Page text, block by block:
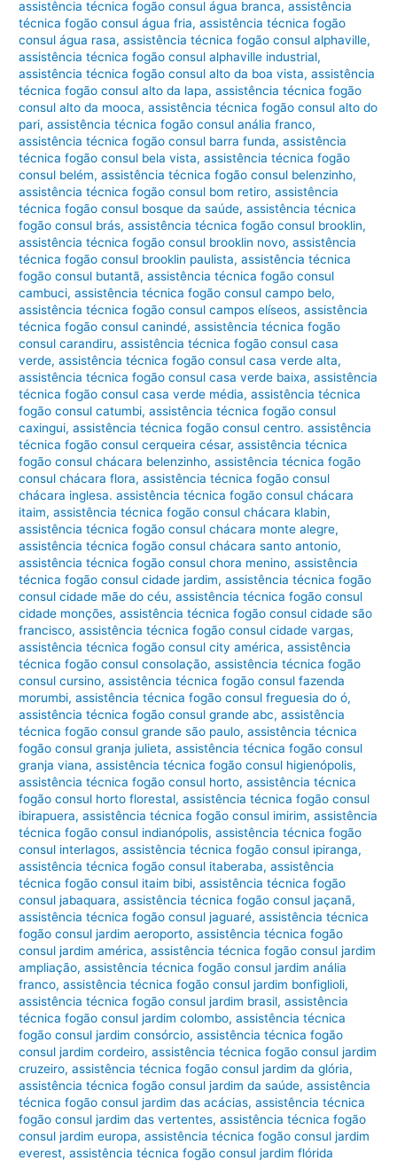
assistência técnica fogão consul água branca,assistência
técnica fogão consul água fria,assistência técnica fogão
consul água rasa,assistência técnica fogão consul alphaville,
assistência técnica fogão consul alphaville industrial,
assistência técnica fogão consul alto da boa vista,assistência
técnica fogão consul alto da lapa,assistência técnica fogão
consul alto da mooca,assistência técnica fogão consul alto do
pari,assistência técnica fogão consul anália franco,
assistência técnica fogão consul barra funda,assistência
técnica fogão consul bela vista,assistência técnica fogão
consul belém,assistência técnica fogão consul belenzinho,
assistência técnica fogão consul bom retiro,assistência
técnica fogão consul bosque da saúde,assistência técnica
fogão consul brás,assistência técnica fogão consul brooklin,
assistência técnica fogão consul brooklin novo,assistência
técnica fogão consul brooklin paulista,assistência técnica
fogão consul butantã,assistência técnica fogão consul
cambuci,assistência técnica fogão consul campo belo,
assistência técnica fogão consul campos elíseos,assistência
técnica fogão consul canindé,assistência técnica fogão
consul carandiru,assistência técnica fogão consul casa
verde,assistência técnica fogão consul casa verde alta,
assistência técnica fogão consul casa verde baixa,assistência
técnica fogão consul casa verde média,assistência técnica
fogão consul catumbi,assistência técnica fogão consul
caxingui,assistência técnica fogão consul centro. assistência
técnica fogão consul cerqueira césar,assistência técnica
fogão consul chácara belenzinho,assistência técnica fogão
consul chácara flora,assistência técnica fogão consul
chácara inglesa. assistência técnica fogão consul chácara
itaim,assistência técnica fogão consul chácara klabin,
assistência técnica fogão consul chácara monte alegre,
assistência técnica fogão consul chácara santo antonio,
assistência técnica fogão consul chora menino,assistência
técnica fogão consul cidade jardim,assistência técnica fogão
consul cidade mãe do céu,assistência técnica fogão consul
cidade monções,assistência técnica fogão consul cidade são
francisco,assistência técnica fogão consul cidade vargas,
assistência técnica fogão consul city américa,assistência
técnica fogão consul consolação,assistência técnica fogão
consul cursino,assistência técnica fogão consul fazenda
morumbi,assistência técnica fogão consul freguesia do ó,
assistência técnica fogão consul grande abc,assistência
técnica fogão consul grande são paulo,assistência técnica
fogão consul granja julieta,assistência técnica fogão consul
granja viana,assistência técnica fogão consul higienópolis,
assistência técnica fogão consul horto,assistência técnica
fogão consul horto florestal,assistência técnica fogão consul
ibirapuera,assistência técnica fogão consul imirim,assistência
técnica fogão consul indianópolis,assistência técnica fogão
consul interlagos,assistência técnica fogão consul ipiranga,
assistência técnica fogão consul itaberaba,assistência
técnica fogão consul itaim bibi,assistência técnica fogão
consul jabaquara,assistência técnica fogão consul jaçanã,
assistência técnica fogão consul jaguaré,assistência técnica
fogão consul jardim aeroporto,assistência técnica fogão
consul jardim américa,assistência técnica fogão consul jardim
ampliação,assistência técnica fogão consul jardim anália
franco,assistência técnica fogão consul jardim bonfiglioli,
assistência técnica fogão consul jardim brasil,assistência
técnica fogão consul jardim colombo,assistência técnica
fogão consul jardim consórcio,assistência técnica fogão
consul jardim cordeiro,assistência técnica fogão consul jardim
cruzeiro,assistência técnica fogão consul jardim da glória,
assistência técnica fogão consul jardim da saúde,assistência
técnica fogão consul jardim das acácias,assistência técnica
fogão consul jardim das vertentes,assistência técnica fogão
consul jardim europa,assistência técnica fogão consul jardim
everest,assistência técnica fogão consul jardim flórida